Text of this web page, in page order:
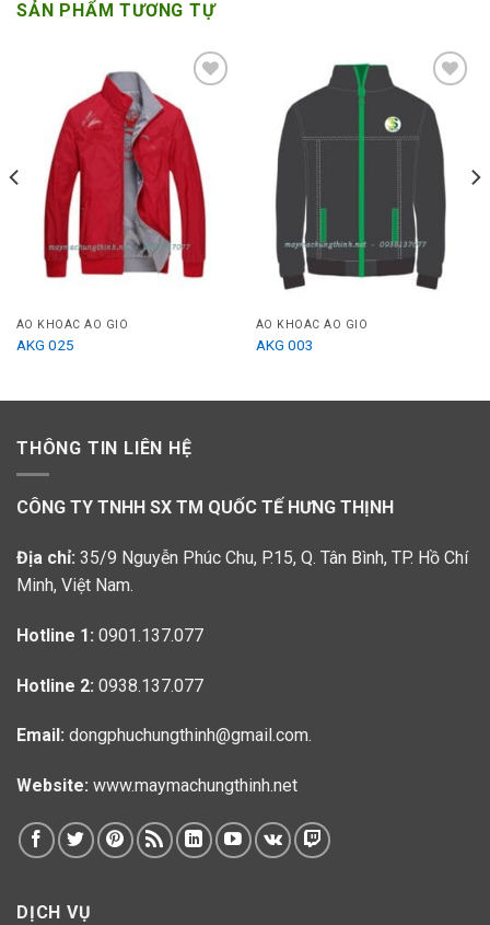
SẢN PHẨM TƯƠNG TỰ
Add to
Wishlist
ÁO KHOÁC ÁO GIÓ
AKG 025
Add to
Wishlist
ÁO KHOÁC ÁO GIÓ
AKG 003
THÔNG TIN LIÊN HỆ
CÔNG TY TNHH SX TM QUỐC TẾ HƯNG THỊNH
Địa chỉ: 35/9 Nguyễn Phúc Chu, P.15, Q. Tân Bình, TP. Hồ Chí
Minh, Việt Nam.
Hotline 1: 0901.137.077
Hotline 2: 0938.137.077
Email: dongphuchungthinh@gmail.com.
Website: www.maymachungthinh.net
DỊCH VỤ